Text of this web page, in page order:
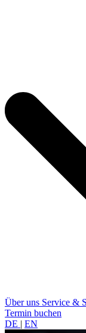
Über uns Service &
Termin buchen
DE | EN